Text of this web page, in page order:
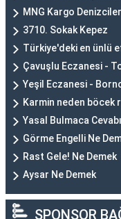
MNG Kargo
3710. Sokak Kepez
Türkiye'deki en ünlü
Çavuşlu Eczanesi -
Yeşil Eczanesi -
Karmin neden böcek
Yasal Bulmaca Cevabı
Görme Engelli Ne
Rast Gele! Ne Demek
Aysar Ne Demek
SPONSOR